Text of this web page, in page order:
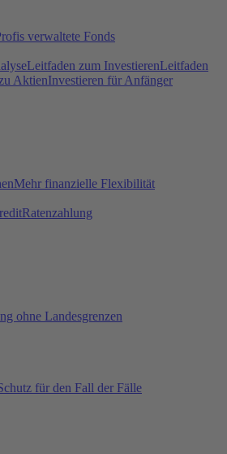
verwaltete Fonds
Leitfaden zum InvestierenLeitfaden
AktienInvestieren für Anfänger
Mehr finanzielle Flexibilität
Ratenzahlung
ohne Landesgrenzen
für den Fall der Fälle